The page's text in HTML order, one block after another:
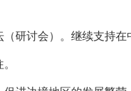
研讨会）。继续支持